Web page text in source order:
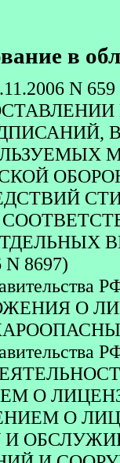
в
N
8697)
РФ
О
РФ
О
О